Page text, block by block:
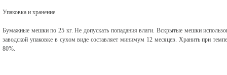
Упаковка и хранение
Бумажные мешки по 25 кг. Не допускать попадания влаги. Вскрытые мешки
заводской упаковке в сухом виде составляет минимум 12 месяцев. Хранить при
80%.